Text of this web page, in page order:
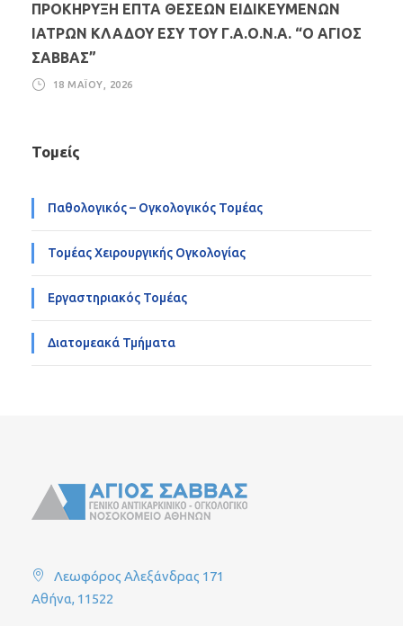
ΠΡΟΚΗΡΥΞΗ ΕΠΤΑ ΘΕΣΕΩΝ ΕΙΔΙΚΕΥΜΕΝΩΝ
ΙΑΤΡΩΝ ΚΛΑΔΟΥ ΕΣΥ ΤΟΥ Γ.Α.Ο.Ν.Α. “Ο ΑΓΙΟΣ
ΣΑΒΒΑΣ”
18 ΜΑΪ́ΟΥ, 2026
Τομείς
Παθολογικός – Ογκολογικός Τομέας
Τομέας Χειρουργικής Ογκολογίας
Εργαστηριακός Τομέας
Διατομεακά Τμήματα
Λεωφόρος Αλεξάνδρας 171
Αθήνα, 11522